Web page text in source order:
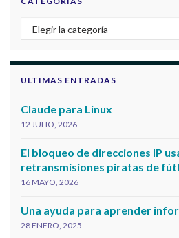
Categorias
ULTIMAS ENTRADAS
Claude para Linux
12 JULIO, 2026
El bloqueo de direcciones IP
retransmisiones piratas de
16 MAYO, 2026
Una ayuda para aprender
28 ENERO, 2025